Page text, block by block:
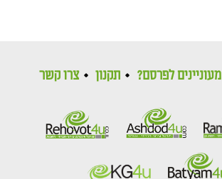
מעוניינים לפרסם? תקנון צרו קשר